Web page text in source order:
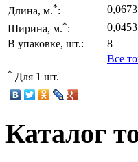
Длина, м.*:
0,0673
Ширина, м.*:
0,0453
В упаковке, шт.:
8
Все
* Для 1 шт.
Каталог